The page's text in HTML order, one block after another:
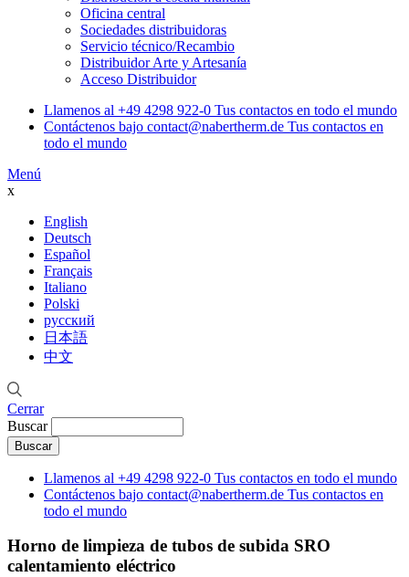
Oficina central
Sociedades distribuidoras
Servicio técnico/Recambio
Distribuidor Arte y Artesanía
Acceso Distribuidor
Llamenos al +49 4298 922-0 Tus contactos en todo el mundo
Contáctenos bajo contact@nabertherm.de Tus contactos en
todo el mundo
Menú
x
English
Deutsch
Español
Français
Italiano
Polski
русский
日本語
中文
Cerrar
Buscar
Llamenos al +49 4298 922-0 Tus contactos en todo el mundo
Contáctenos bajo contact@nabertherm.de Tus contactos en
todo el mundo
Horno de limpieza de tubos de subida SRO
calentamiento eléctrico